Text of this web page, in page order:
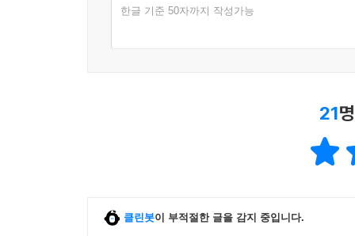
한글 기준 50자까지 작성가능
21
클린봇이 부적절한 글을 감지 중입니다.